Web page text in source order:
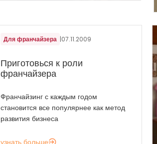
Для франчайзера |07.11.2009
Приготовься к роли
франчайзера
Франчайзинг с каждым годом
становится все популярнее как метод
развития бизнеса